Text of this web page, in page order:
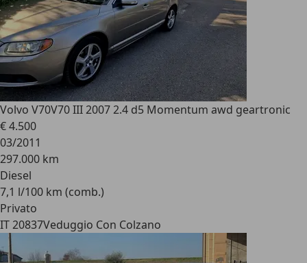
Volvo V70V70 III 2007 2.4 d5 Momentum awd geartronic
€ 4.500
03/2011
297.000 km
Diesel
7,1 l/100 km (comb.)
Privato
IT 20837Veduggio Con Colzano